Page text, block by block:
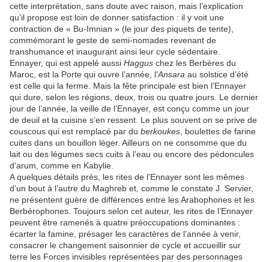
cette interprétation, sans doute avec raison, mais l’explication
qu’il propose est loin de donner satisfaction : il y voit une
contraction de « Bu-Imnian » (le jour des piquets de tente),
commémorant le geste de semi-nomades revenant de
transhumance et inaugurant ainsi leur cycle sédentaire.
Ennayer, qui est appelé aussi Haggus chez les Berbères du
Maroc, est la Porte qui ouvre l’année, l’Ansara au solstice d’été
est celle qui la ferme. Mais la fête principale est bien l’Ennayer
qui dure, selon les régions, deux, trois ou quatre jours. Le dernier
jour de l’année, la veille de l’Ennayer, est conçu comme un jour
de deuil et la cuisine s’en ressent. Le plus souvent on se prive de
couscous qui est remplacé par du berkoukes , boulettes de farine
cuites dans un bouillon léger. Ailleurs on ne consomme que du
lait ou des légumes secs cuits à l’eau ou encore des pédoncules
d’arum, comme en Kabylie.
A quelques détails près, les rites de l’Ennayer sont les mêmes
d’un bout à l’autre du Maghreb et, comme le constate J. Servier,
ne présentent guère de différences entre les Arabophones et les
Berbérophones. Toujours selon cet auteur, les rites de l’Ennayer
peuvent être ramenés à quatre préoccupations dominantes :
écarter la famine, présager les caractères de l’année à venir,
consacrer le changement saisonnier de cycle et accueillir sur
terre les Forces invisibles représentées par des personnages